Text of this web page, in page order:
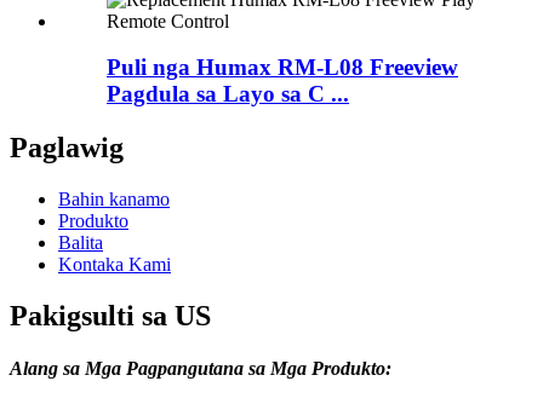
Puli nga Humax RM-L08 Freeview
Pagdula sa Layo sa C ...
Paglawig
Bahin kanamo
Produkto
Balita
Kontaka Kami
Pakigsulti sa US
Alang sa Mga Pagpangutana sa Mga Produkto: